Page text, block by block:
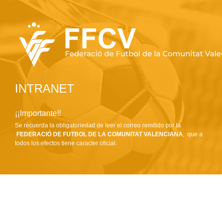
INTRANET
¡¡Importante!!
Se recuerda la obligatoriedad de leer el correo remitido por la
FEDERACIÓ DE FUTBOL DE LA COMUNITAT VALENCIANA, que a
todos los efectos tiene caracter oficial.